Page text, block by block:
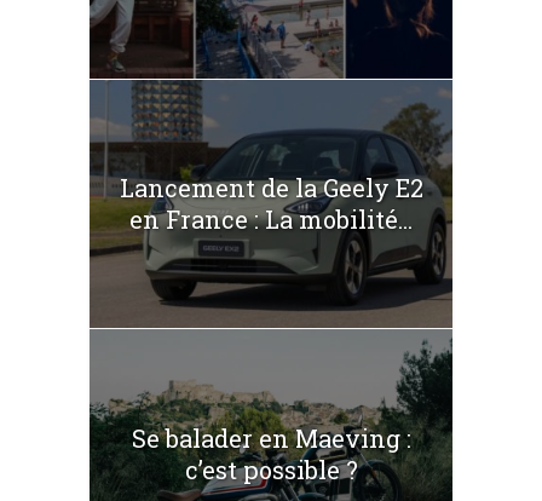
Lancement de la Geely E2
en France : La mobilité...
Se balader en Maeving :
c’est possible ?